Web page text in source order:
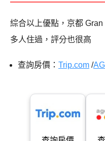
綜合以上優點，京都
多人住過，評分也很高
查詢房價： Trip.com /